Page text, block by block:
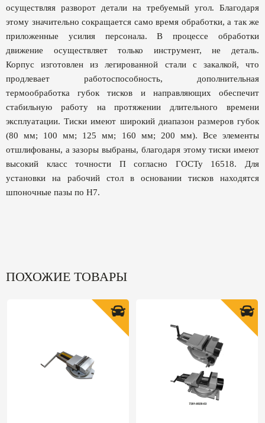
осуществляя разворот детали на требуемый угол. Благодаря
этому значительно сокращается само время обработки, а так же
приложенные усилия персонала. В процессе обработки
движение осуществляет только инструмент, не деталь.
Корпус изготовлен из легированной стали с закалкой, что
продлевает работоспособность, дополнительная
термообработка губок тисков и направляющих обеспечит
стабильную работу на протяжении длительного времени
эксплуатации. Тиски имеют широкий диапазон размеров губок
(80 мм; 100 мм; 125 мм; 160 мм; 200 мм). Все элементы
отшлифованы, а зазоры выбраны, благодаря этому тиски имеют
высокий класс точности П согласно ГОСТу 16518. Для
установки на рабочий стол в основании тисков находятся
шпоночные пазы по Н7.
ПОХОЖИЕ ТОВАРЫ